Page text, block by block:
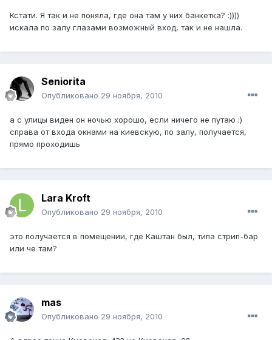
Кстати. Я так и не поняла, где она там у них банкетка? :))))
искала по залу глазами возможный вход, так и не нашла.
Seniorita
Опубликовано 29 ноября, 2010
а с улицы виден он ночью хорошо, если ничего не путаю :)
справа от входа окнами на киевскую, по залу, получается,
прямо проходишь
Lara Kroft
Опубликовано 29 ноября, 2010
это получается в помещении, где Каштан был, типа стрип-бар
или че там?
mas
Опубликовано 29 ноября, 2010